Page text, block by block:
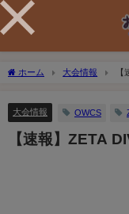
ホーム 大会情報
大会情報 OWCS
【速報】ZETA